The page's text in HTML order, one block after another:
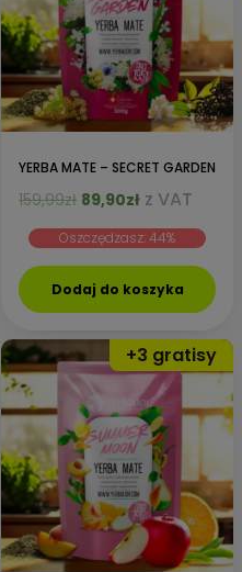
YERBA MATE – SECRET GARDEN
159,99zł Pierwotna
wynosiła:
159,99zł.
89,90złAktualna
wynosi:
89,90zł.
z VAT
Oszczędzasz: 44%
Dodaj do koszyka